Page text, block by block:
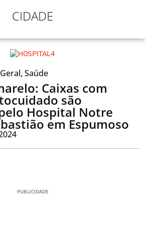
CIDADE
Geral, Saúde
Caixas com
são
Hospital Notre
em Espumoso
PUBLICIDADE